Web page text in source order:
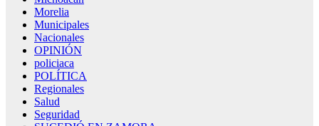
Morelia
Municipales
Nacionales
OPINIÓN
policiaca
POLÍTICA
Regionales
Salud
Seguridad